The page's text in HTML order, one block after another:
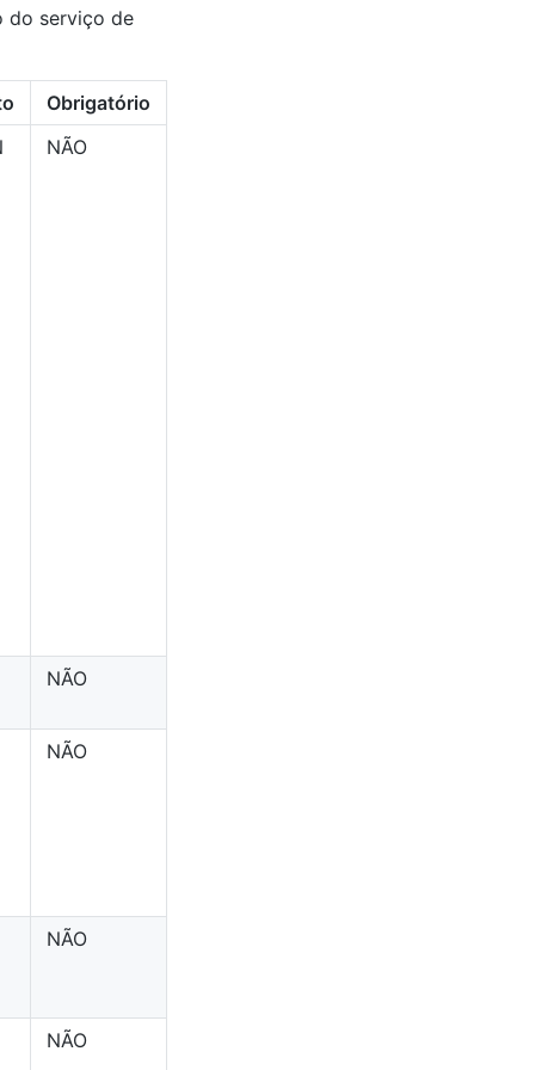
do serviço de
Obrigatório
NÃO
NÃO
NÃO
NÃO
NÃO